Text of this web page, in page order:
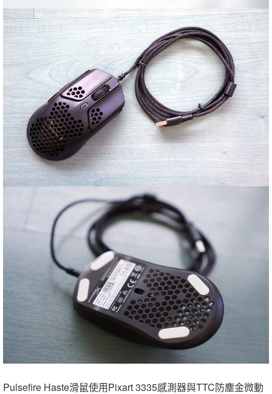
Pulsefire Haste滑鼠使用Pixart 3335感測器與TTC防塵金微動